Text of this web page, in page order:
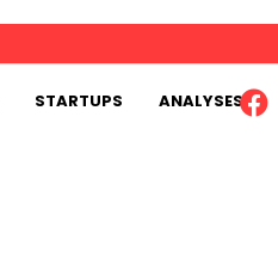
STARTUPS
ANALYSES